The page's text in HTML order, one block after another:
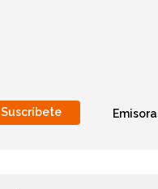
Suscríbete